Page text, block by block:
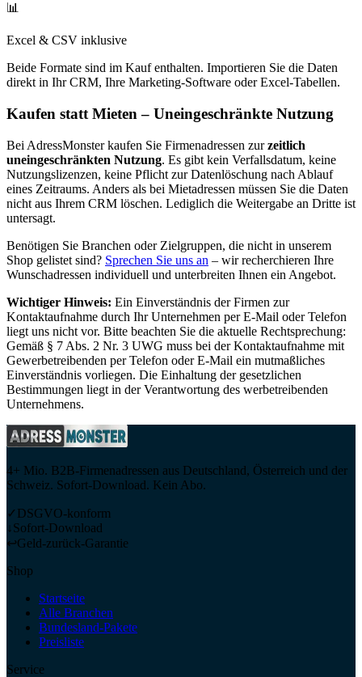
📊
Excel & CSV inklusive
Beide Formate sind im Kauf enthalten. Importieren Sie die Daten
direkt in Ihr CRM, Ihre Marketing-Software oder Excel-Tabellen.
Kaufen statt Mieten – Uneingeschränkte Nutzung
Bei AdressMonster kaufen Sie Firmenadressen zur zeitlich
uneingeschränkten Nutzung. Es gibt kein Verfallsdatum, keine
Nutzungslizenzen, keine Pflicht zur Datenlöschung nach Ablauf
eines Zeitraums. Anders als bei Mietadressen müssen Sie die Daten
nicht aus Ihrem CRM löschen. Lediglich die Weitergabe an Dritte ist
untersagt.
Benötigen Sie Branchen oder Zielgruppen, die nicht in unserem
Shop gelistet sind? Sprechen Sie uns an – wir recherchieren Ihre
Wunschadressen individuell und unterbreiten Ihnen ein Angebot.
Wichtiger Hinweis: Ein Einverständnis der Firmen zur
Kontaktaufnahme durch Ihr Unternehmen per E-Mail oder Telefon
liegt uns nicht vor. Bitte beachten Sie die aktuelle Rechtsprechung:
Gemäß § 7 Abs. 2 Nr. 3 UWG muss bei der Kontaktaufnahme mit
Gewerbetreibenden per Telefon oder E-Mail ein mutmaßliches
Einverständnis vorliegen. Die Einhaltung der gesetzlichen
Bestimmungen liegt in der Verantwortung des werbetreibenden
Unternehmens.
4+ Mio. B2B-Firmenadressen aus Deutschland, Österreich und der
Schweiz. Sofort-Download. Kein Abo.
✓ DSGVO-konform
↓Sofort-Download
↩Geld-zurück-Garantie
Shop
Startseite
Alle Branchen
Bundesland-Pakete
Preisliste
Service